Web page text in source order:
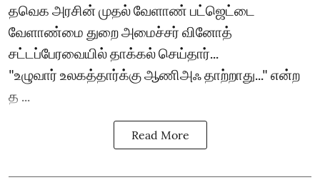
தவெக அரசின் முதல் வேளாண் பட்ஜெட்டை
வேளாண்மை துறை அமைச்சர் வினோத்
சட்டப்பேரவையில் தாக்கல் செய்தார்...
"உழுவார் உலகத்தார்க்கு ஆணிஅஃ தாற்றாது..." என்ற
த ...
Read More